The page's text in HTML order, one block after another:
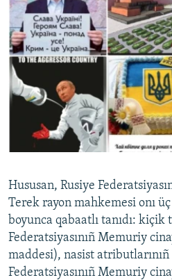
Hususan, Rusiye
Terek rayon mahkemesi onı
boyunca qabaatlı tanıdı: kiçik
Federatsiyasınıñ Memuriy
maddesi), nasist atributlarınıñ
Federatsiyasınıñ Memuriy